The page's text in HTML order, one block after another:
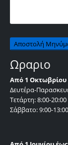
Ωραριο
Από 1 Οκτωβρίου
Δευτέρα-
Τετάρτη: 8:00-20:00
Σάββατο: 9:00-13:00